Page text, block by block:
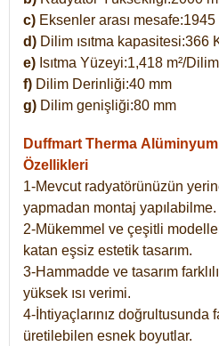
c) Eksenler arası mesafe:1945
d) Dilim ısıtma kapasitesi:366
e) Isıtma Yüzeyi:1,418 m²/Dilim
f) Dilim Derinliği:40 mm
g) Dilim genişliği:80 mm
Duffmart Therma
Özellikleri
1-Mevcut radyatörünüzün
yapmadan montaj yapılabilme.
2-Mükemmel ve çeşitli
katan eşsiz estetik tasarım.
3-Hammadde ve tasarım
yüksek ısı verimi.
4-İhtiyaçlarınız doğrultusunda
üretilebilen esnek boyutlar.